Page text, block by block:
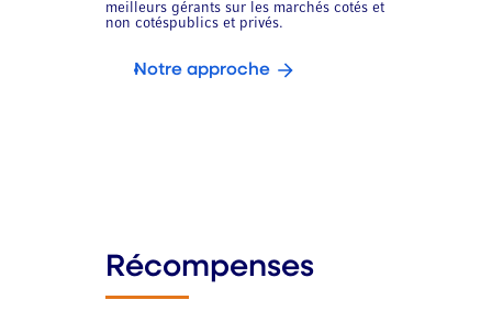
meilleurs gérants sur les marchés cotés et
non cotéspublics et privés.
Notre approche
Récompenses